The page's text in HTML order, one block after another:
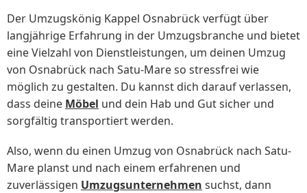
Der Umzugskönig Kappel Osnabrück verfügt über
langjährige Erfahrung in der Umzugsbranche und bietet
eine Vielzahl von Dienstleistungen, um deinen Umzug
von Osnabrück nach Satu-Mare so stressfrei wie
möglich zu gestalten. Du kannst dich darauf verlassen,
dass deine Möbel und dein Hab und Gut sicher und
sorgfältig transportiert werden.
Also, wenn du einen Umzug von Osnabrück nach Satu-
Mare planst und nach einem erfahrenen und
zuverlässigen Umzugsunternehmen suchst, dann